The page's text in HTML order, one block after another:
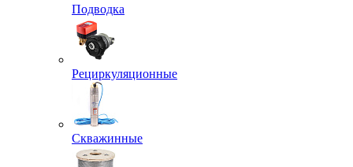
Подводка
Рециркуляционные
Скважинные